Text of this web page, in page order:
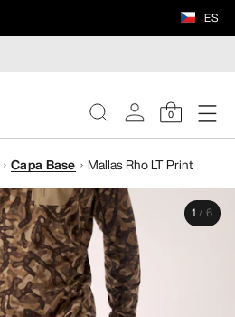
ES
0
Capa Base Mallas Rho LT Print
1 / 6